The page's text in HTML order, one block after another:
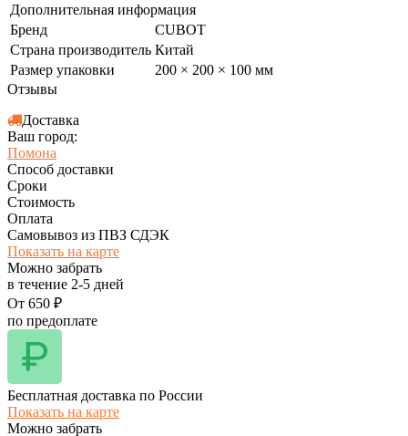
Дополнительная информация
Бренд
CUBOT
Страна производитель Китай
Размер упаковки
200 × 200 × 100 мм
Отзывы
Доставка
Ваш город:
Помона
Способ доставки
Сроки
Стоимость
Оплата
Самовывоз из ПВЗ СДЭК
Показать на карте
Можно забрать
в течение 2-5 дней
От 650 ₽
по предоплате
Бесплатная доставка по России
Показать на карте
Можно забрать